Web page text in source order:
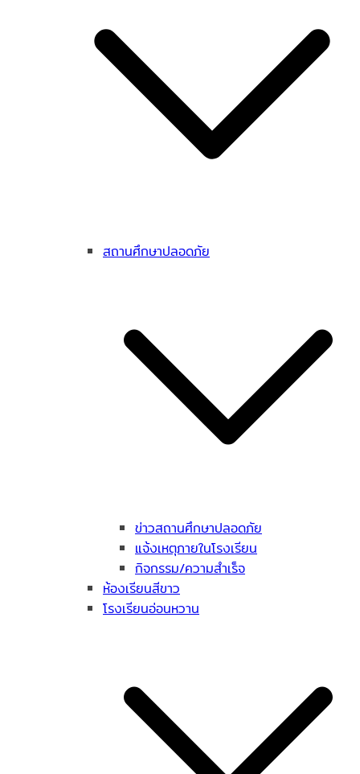
สถานศึกษาปลอดภัย
ข่าวสถานศึกษาปลอดภัย
แจ้งเหตุภายในโรงเรียน
กิจกรรม/ความสำเร็จ
ห้องเรียนสีขาว
โรงเรียนอ่อนหวาน